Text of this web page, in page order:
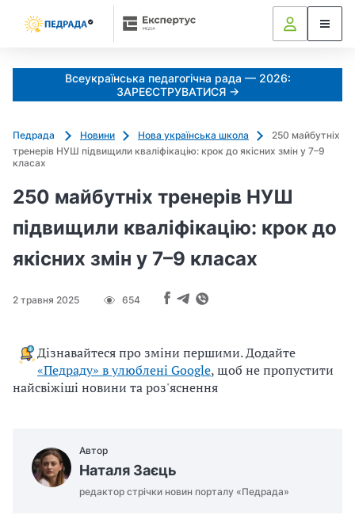
Всеукраїнська педагогічна рада — 2026:
ЗАРЕЄСТРУВАТИСЯ →
Педрада Новини Нова українська школа
250 майбутніх
тренерів НУШ підвищили кваліфікацію: крок до якісних змін у 7–9
класах
250 майбутніх тренерів НУШ
підвищили кваліфікацію: крок до
якісних змін у 7–9 класах
2 травня 2025 654
Дізнавайтеся про зміни першими. Додайте
«Педраду» в улюблені Google, щоб не пропустити
найсвіжіші новини та роз'яснення
Автор
Наталя Заєць
редактор стрічки новин порталу «Педрада»